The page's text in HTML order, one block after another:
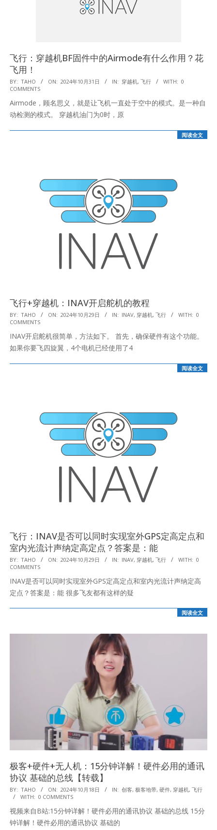
飞行：穿越机BF固件中的Airmode有什么作用？花
飞用！
2024-
10-
31
BY: TAHO ON: 2024年10月31日 IN: 穿越机, 飞行 WITH: 0
COMMENTS
Airmode，顾名思义，就是让飞机一直处于空中的模式。是一种自
动检测的模式。 穿越机油门为0时，原
阅读全文
飞行+穿越机：INAV开启舵机的教程
2024-
10-
29
BY: TAHO ON: 2024年10月29日 IN: INAV, 穿越机, 飞行 WITH: 0
COMMENTS
INAV开启舵机很简单，方法如下。 首先，确保硬件有这个功能。
如果你要飞四旋翼，4个电机已经使用了4
阅读全文
飞行：INAV是否可以同时实现室外GPS定高定点和
室内光流计声纳定高定点？答案是：能
2024-
10-
29
BY: TAHO ON: 2024年10月29日 IN: INAV, 穿越机, 飞行 WITH: 0
COMMENTS
INAV是否可以同时实现室外GPS定高定点和室内光流计声纳定高
定点？答案是：能 很多飞友都有这样的疑
阅读全文
极客+硬件+无人机：15分钟详解！硬件必用的通讯
协议 基础的总线【转载】
2024-
10-
18
BY: TAHO ON: 2024年10月18日 IN: 创客, 极客地带, 硬件, 穿越机, 飞行
WITH: 0 COMMENTS
视频来自B站:15分钟详解！硬件必用的通讯协议 基础的总线 15分
钟详解！硬件必用的通讯协议 基础的